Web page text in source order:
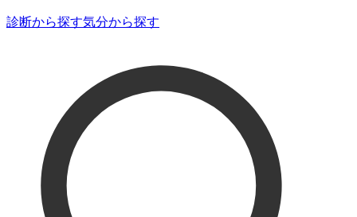
診断から探す気分から探す